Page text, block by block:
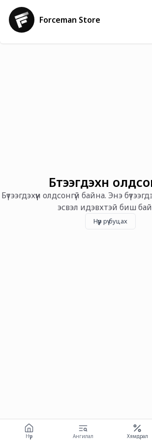
Forceman Store
Бүтээгдэхүүн
Бүтээгдэхүүн олдсонгүй байна. Энэ
эсвэл идэвхтэй биш
Нүүр рүү буцах
Нүүр Ангилал Хямдрал